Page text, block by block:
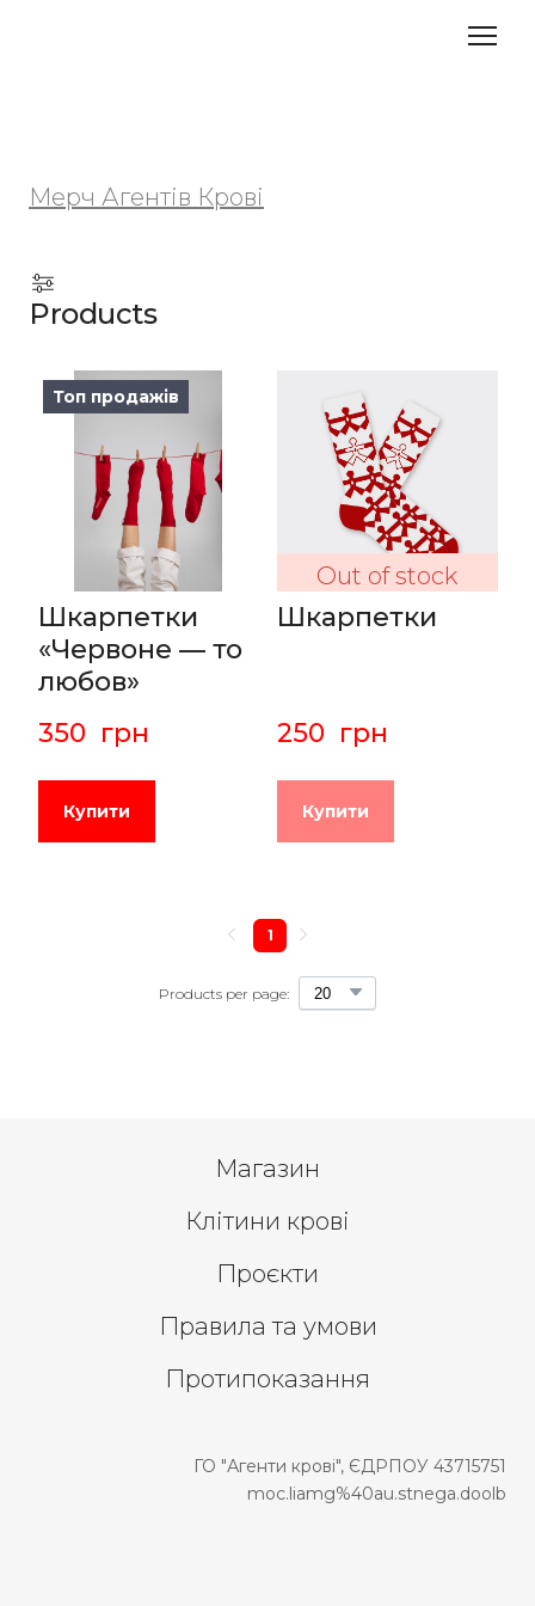
Мерч Агентів Крові
Products
Топ продажів
Шкарпетки
«Червоне — то
любов»
350  грн
Купити
Out of stock
Шкарпетки
250  грн
Купити
Products per page:
1
Магазин
Клітини крові
Проєкти
Правила та умови
Протипоказання
ГО "Агенти крові", ЄДРПОУ 43715751
moc.liamg%40au.stnega.doolb